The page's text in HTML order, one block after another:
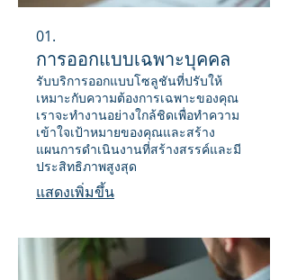
01.
การออกแบบเฉพาะบุคคล
รับบริการออกแบบโซลูชันที่ปรับให้
เหมาะกับความต้องการเฉพาะของคุณ
เราจะทำงานอย่างใกล้ชิดเพื่อทำความ
เข้าใจเป้าหมายของคุณและสร้าง
แผนการดำเนินงานที่สร้างสรรค์และมี
ประสิทธิภาพสูงสุด
แสดงเพิ่มขึ้น